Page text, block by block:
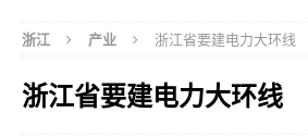
浙江 产业 浙江省要建电力大环线
浙江省要建电力大环线